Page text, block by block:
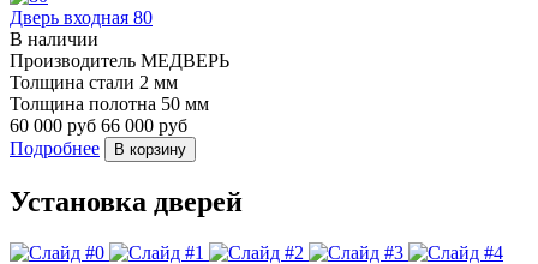
Дверь входная 80
В наличии
Производитель МЕДВЕРЬ
Толщина стали 2 мм
Толщина полотна 50 мм
60 000 руб 66 000 руб
Подробнее
В корзину
Установка дверей